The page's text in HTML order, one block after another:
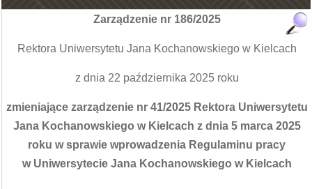
Zarządzenie nr 186/2025
Rektora Uniwersytetu Jana Kochanowskiego w Kielcach
z dnia 22 października 2025 roku
zmieniające zarządzenie nr 41/2025 Rektora Uniwersytetu
Jana Kochanowskiego w Kielcach z dnia 5 marca 2025
roku w sprawie wprowadzenia Regulaminu pracy
w Uniwersytecie Jana Kochanowskiego w Kielcach